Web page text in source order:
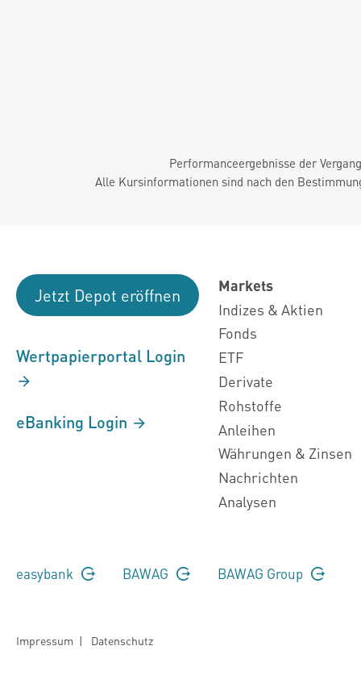
Performanceergebnisse der
Alle Kursinformationen sind nach den
Jetzt Depot eröffnen
Wertpapierportal Login
eBanking Login
Markets
Indizes & Aktien
Fonds
ETF
Derivate
Rohstoffe
Anleihen
Währungen & Zinsen
Nachrichten
Analysen
easybank BAWAG BAWAG Group
Impressum | Datenschutz